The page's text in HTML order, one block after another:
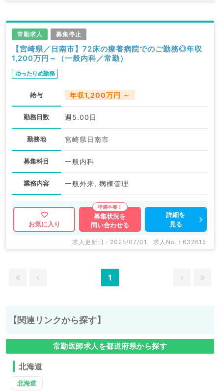
常勤求人 募集停止
【宮崎県／日南市】72床の療養病院でのご勤務◎年収
1,200万円～（一般内科／常勤）
ゆったりめ勤務
給与 年収1,200万円 ～
勤務日数 週5.00日
勤務地 宮崎県日南市
募集科目 一般内科
業務内容 一般外来, 病棟管理
お気に入り
募集状況を
問い合わせる
詳細を
見る
求人更新日 : 2025/07/01 求人No. : 632615
1
【関連リンクから探す】
常勤医師求人を都道府県から探す
北海道
北海道